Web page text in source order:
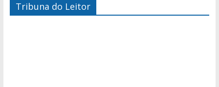
Tribuna do Leitor